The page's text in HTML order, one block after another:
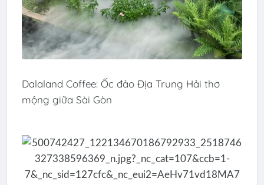
Dalaland Coffee: Ốc đảo Địa Trung Hải thơ
mộng giữa Sài Gòn